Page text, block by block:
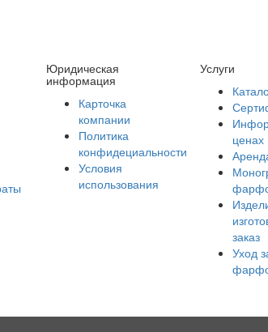
Юридическая
информация
Карточка
компании
Политика
конфидециальности
Условия
использования
Услуги
ценах
заказ
Уход